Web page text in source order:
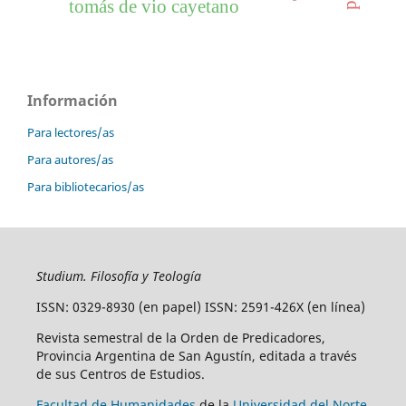
tomás de vio cayetano
Información
Para lectores/as
Para autores/as
Para bibliotecarios/as
Studium. Filosofía y Teología
ISSN: 0329-8930 (en papel) ISSN: 2591-426X (en línea)
Revista semestral de la Orden de Predicadores,
Provincia Argentina de San Agustín, editada a través
de sus Centros de Estudios.